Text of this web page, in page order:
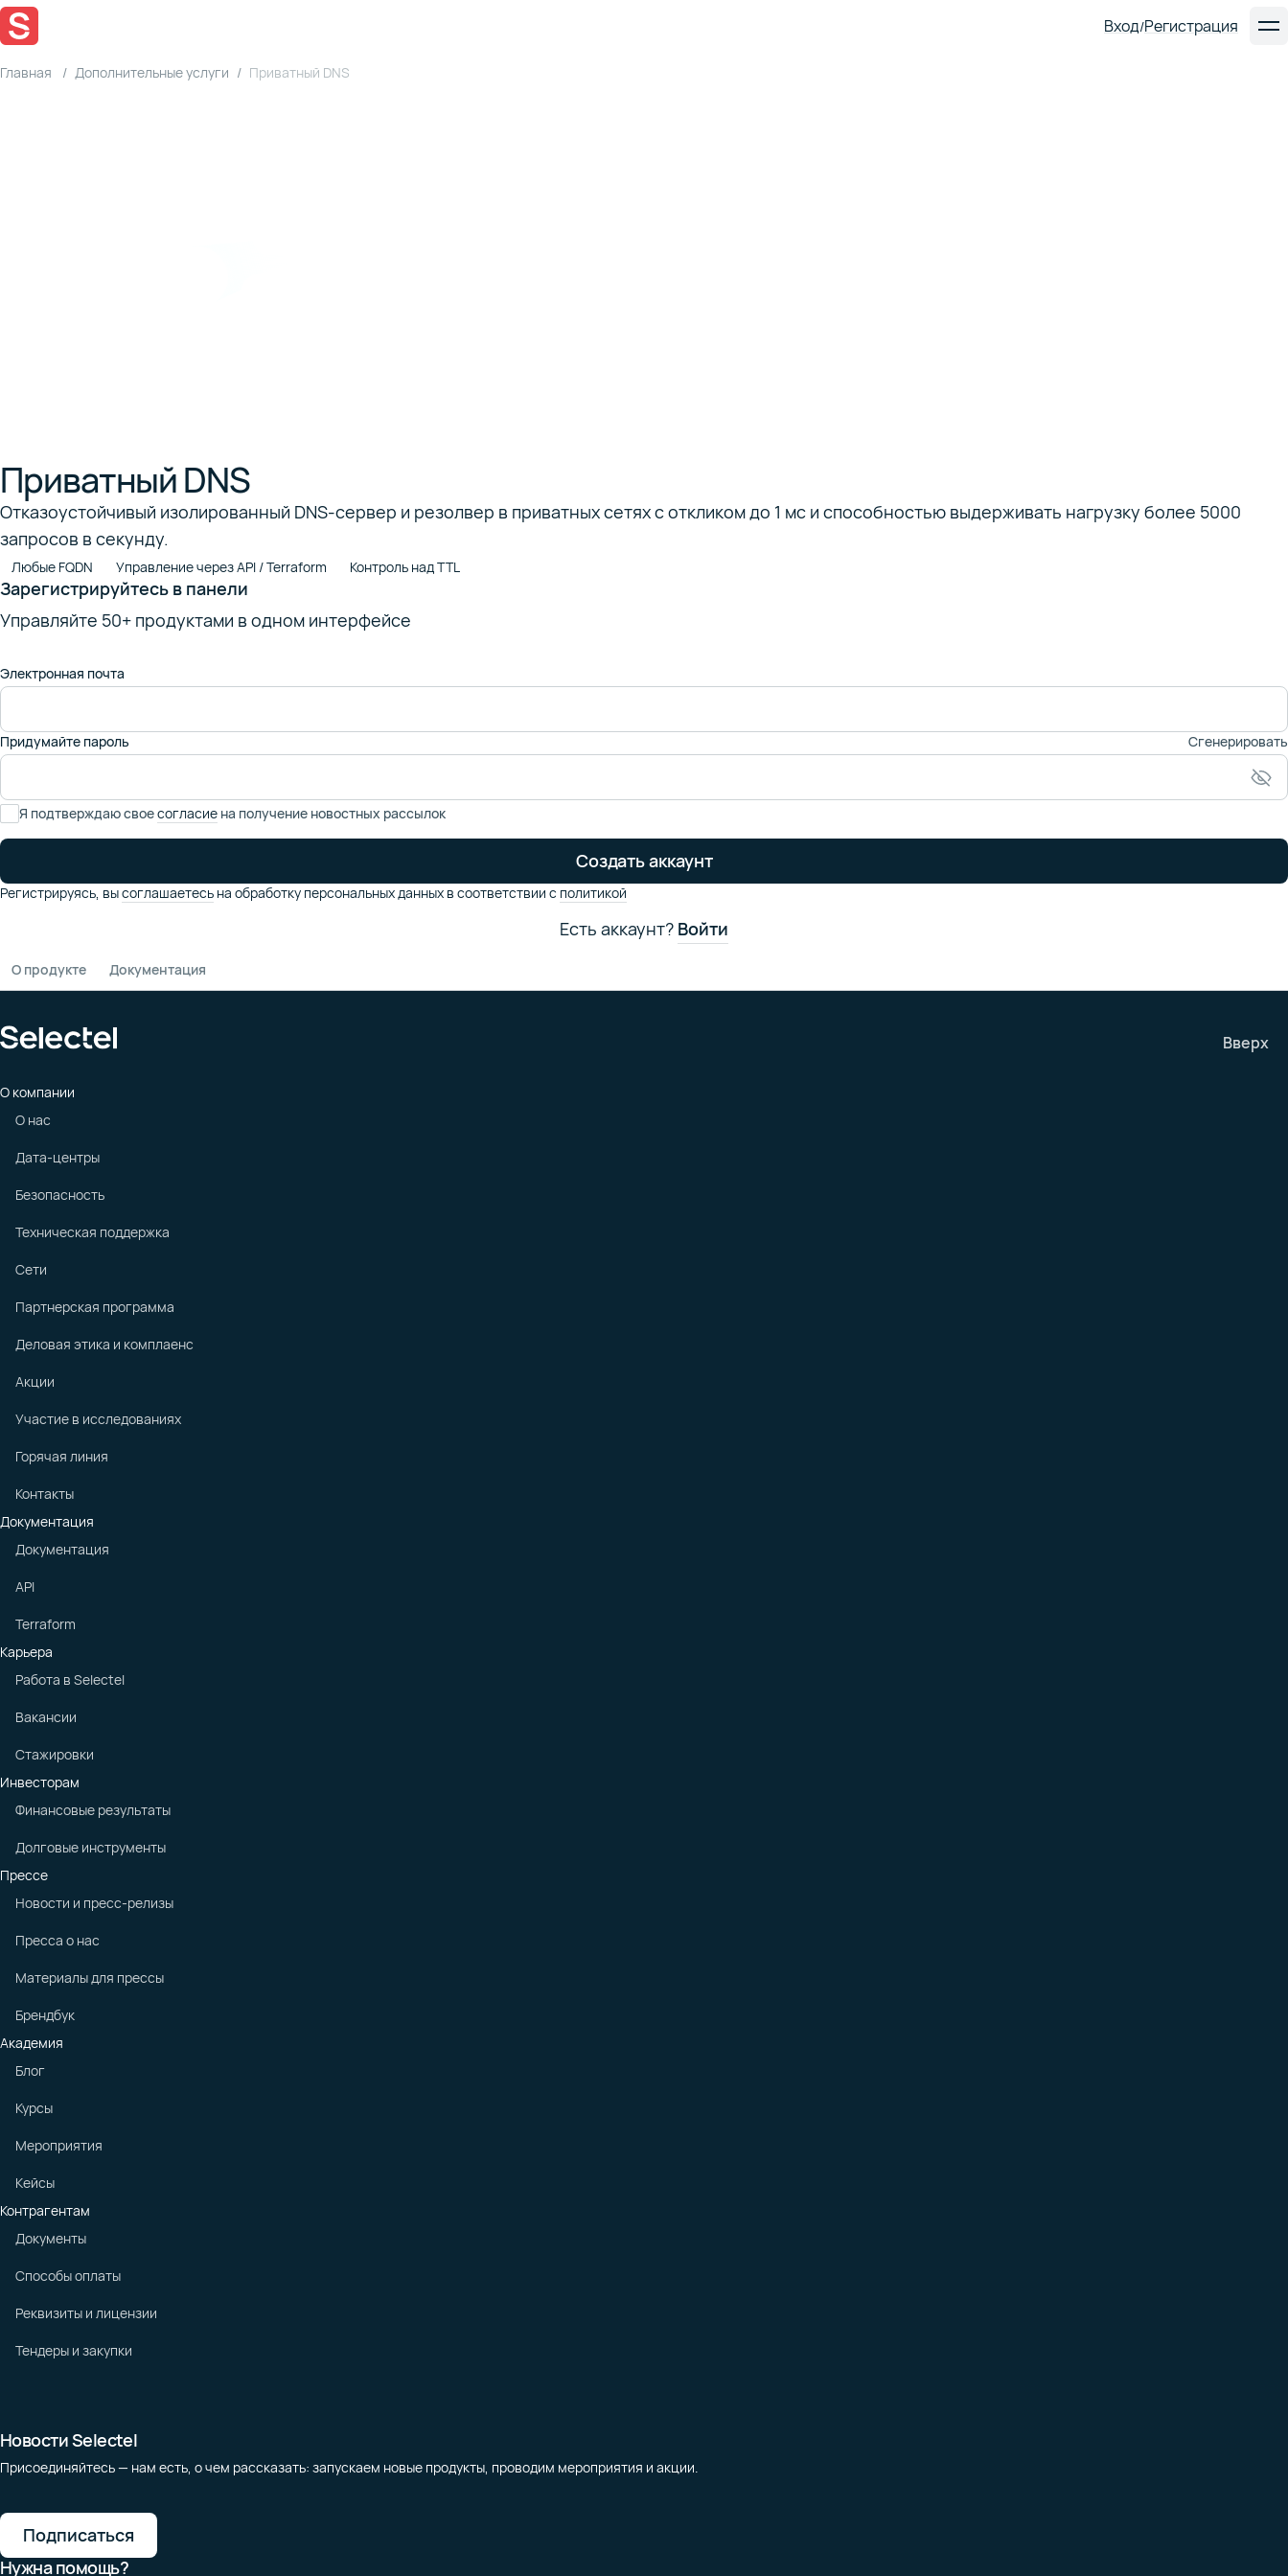
Вход/Регистрация
Главная Дополнительные услуги Приватный DNS
Приватный DNS
Отказоустойчивый изолированный DNS-сервер и резолвер в приватных сетях с откликом до 1 мс и способностью выдерживать нагрузку более 5000
запросов в секунду.
Любые FQDN Управление через API / Terraform Контроль над TTL
Зарегистрируйтесь в панели
Управляйте 50+ продуктами в одном интерфейсе
Электронная почта
Придумайте пароль Сгенерировать
Я подтверждаю своесогласие на получение новостных рассылок
Создать аккаунт
Регистрируясь, высоглашаетесь на обработку персональных данных в соответствии с политикой
Есть аккаунт? Войти
О продукте Документация
Вверх
О компании
О нас
Дата-центры
Безопасность
Техническая поддержка
Сети
Партнерская программа
Деловая этика и комплаенс
Акции
Участие в исследованиях
Горячая линия
Контакты
Документация
Документация
API
Terraform
Карьера
Работа в Selectel
Вакансии
Стажировки
Инвесторам
Финансовые результаты
Долговые инструменты
Прессе
Новости и пресс-релизы
Пресса о нас
Материалы для прессы
Брендбук
Академия
Блог
Курсы
Мероприятия
Кейсы
Контрагентам
Документы
Способы оплаты
Реквизиты и лицензии
Тендеры и закупки
Новости Selectel
Присоединяйтесь — нам есть, о чем рассказать: запускаем новые продукты, проводим мероприятия и акции.
Подписаться
Нужна помощь?